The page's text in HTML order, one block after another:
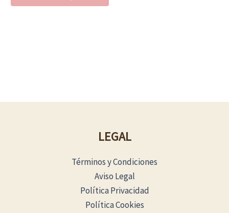
LEGAL
Términos y Condiciones
Aviso Legal
Política Privacidad
Política Cookies